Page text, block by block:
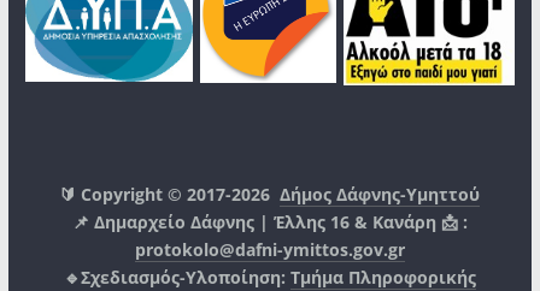
🔰 Copyright © 2017-2026Δήμος Δάφνης-Υμηττού
📌 Δημαρχείο Δάφνης | Έλλης 16 & Κανάρη 📩 :
protokolo@dafni-ymittos.gov.gr
🔹Σχεδιασμός-Υλοποίηση: Τμήμα Πληροφορικής